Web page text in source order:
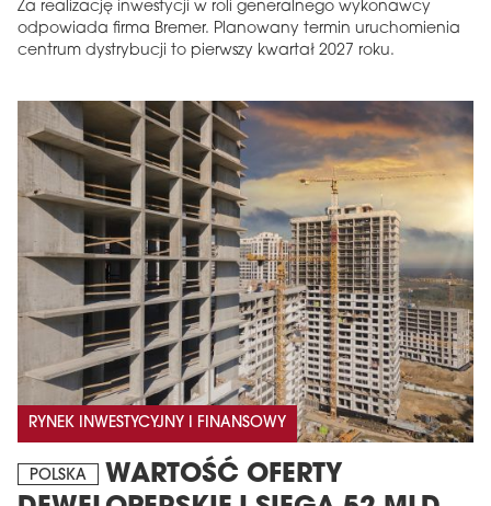
Za realizację inwestycji w roli generalnego wykonawcy
odpowiada firma Bremer. Planowany termin uruchomienia
centrum dystrybucji to pierwszy kwartał 2027 roku.
RYNEK INWESTYCYJNY I FINANSOWY
POLSKA
WARTOŚĆ OFERTY
MAGAZYN
Wydanie 6 (308)
CZERWIEC 2026
Więcej w tym wydaniu
arrow_forward
Zamów teraz!